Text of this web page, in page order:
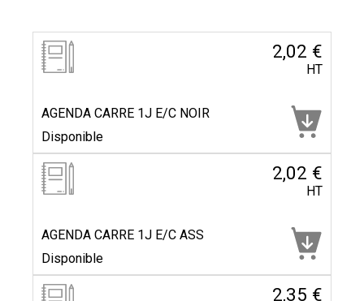
2,02 €
HT
AGENDA CARRE 1J E/C NOIR
Disponible
2,02 €
HT
AGENDA CARRE 1J E/C ASS
Disponible
2,35 €